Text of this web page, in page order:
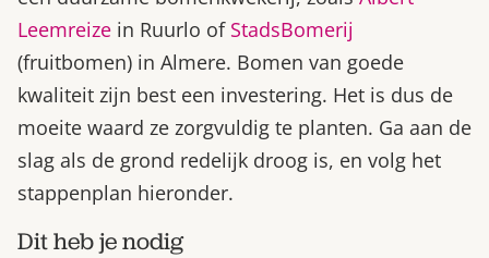
Leemreize in Ruurlo of StadsBomerij
(fruitbomen) in Almere. Bomen van goede
kwaliteit zijn best een investering. Het is dus de
moeite waard ze zorgvuldig te planten. Ga aan de
slag als de grond redelijk droog is, en volg het
stappenplan hieronder.
Dit heb je nodig